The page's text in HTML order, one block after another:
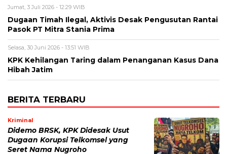
Jumat, 3 Juli 2026 - 12:29 WIB
Dugaan Timah Ilegal, Aktivis Desak Pengusutan Rantai
Pasok PT Mitra Stania Prima
Selasa, 30 Juni 2026 - 13:51 WIB
KPK Kehilangan Taring dalam Penanganan Kasus Dana
Hibah Jatim
BERITA TERBARU
Kriminal
Didemo BRSK, KPK Didesak Usut
Dugaan Korupsi Telkomsel yang
Seret Nama Nugroho